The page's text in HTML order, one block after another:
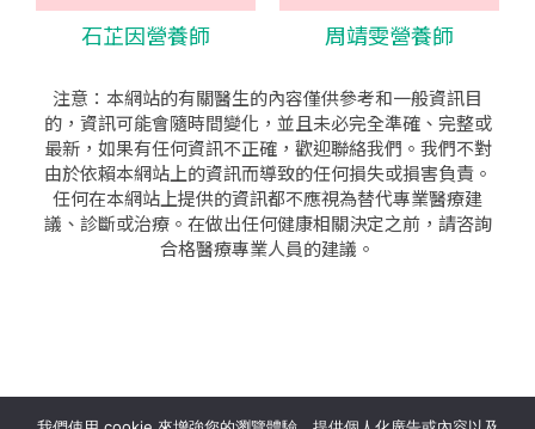
石芷因營養師 周靖雯營養師
注意：本網站的有關醫生的內容僅供參考和一般資訊目
的，資訊可能會隨時間變化，並且未必完全準確、完整或
最新，如果有任何資訊不正確，歡迎聯絡我們。我們不對
由於依賴本網站上的資訊而導致的任何損失或損害負責。
任何在本網站上提供的資訊都不應視為替代專業醫療建
議、診斷或治療。在做出任何健康相關決定之前，請咨詢
合格醫療專業人員的建議。